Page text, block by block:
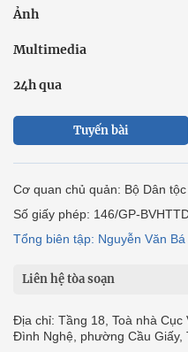
Ảnh
Multimedia
24h qua
Tuyến bài
Cơ quan chủ quản: Bộ Dân
Số giấy phép: 146/GP-
Tổng biên tập: Nguyễn Văn Bá
Liên hệ tòa soạn
Địa chỉ: Tầng 18, Toà nhà
Đình Nghệ, phường Cầu Giấy,